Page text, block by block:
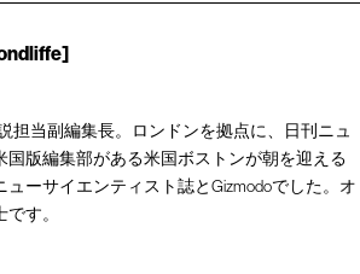
担当副編集長。ロンドンを拠点に、日刊ニュ
版編集部がある米国ボストンが朝を迎える
ーサイエンティスト誌とGizmodoでした。オ
す。